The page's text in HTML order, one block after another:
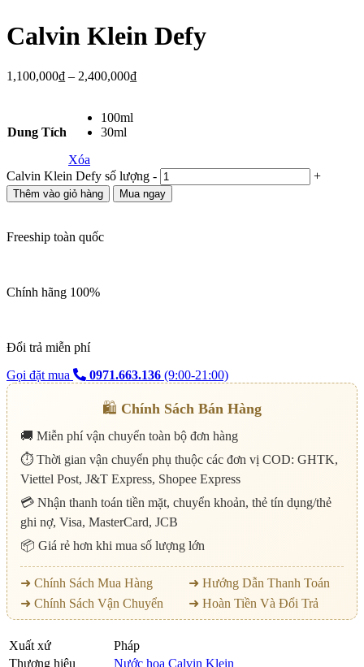
Calvin Klein Defy
1,100,000₫ – 2,400,000₫
Dung Tích
100ml
30ml
Xóa
Calvin Klein Defy số lượng - +
Thêm vào giỏ hàng Mua ngay
Freeship toàn quốc
Chính hãng 100%
Đổi trả miễn phí
Gọi đặt mua
0971.663.136 (9:00-21:00)
🛍️ Chính Sách Bán Hàng
🚚 Miễn phí vận chuyển toàn bộ đơn hàng
⏱️ Thời gian vận chuyển phụ thuộc các đơn vị COD: GHTK,
Viettel Post, J&T Express, Shopee Express
💳 Nhận thanh toán tiền mặt, chuyển khoản, thẻ tín dụng/thẻ
ghi nợ, Visa, MasterCard, JCB
📦 Giá rẻ hơn khi mua số lượng lớn
➜ Chính Sách Mua Hàng
➜ Hướng Dẫn Thanh Toán
➜ Chính Sách Vận Chuyển
➜ Hoàn Tiền Và Đổi Trả
Xuất xứ
Pháp
Thương hiệu
Nước hoa Calvin Klein